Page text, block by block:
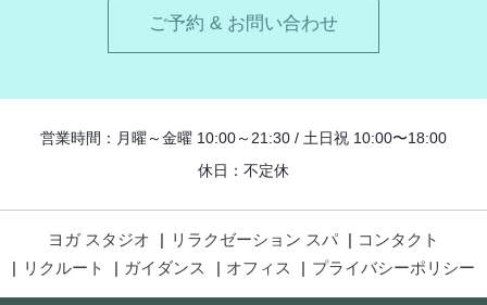
ご予約 & お問い合わせ
営業時間：月曜～金曜 10:00～21:30 / 土日祝 10:00〜18:00
休日：不定休
ヨガ スタジオ リラクゼーション スパ
コンタクト
リクルート
ガイダンス オフィス プライバシーポリシー